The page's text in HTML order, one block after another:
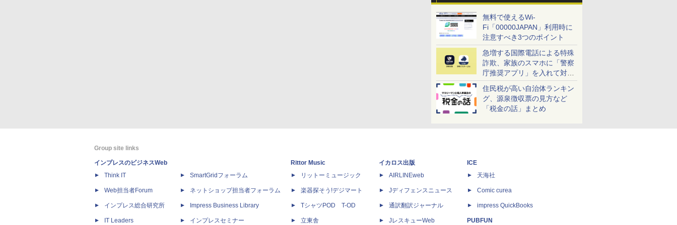
無料で使えるWi-
Fi「00000JAPAN」利用時に
注意すべき3つのポイント
急増する国際電話による特殊
詐欺、家族のスマホに「警察
庁推奨アプリ」を入れて対策
しよう！
住民税が高い自治体ランキン
グ、源泉徴収票の見方など
「税金の話」まとめ
Group site links
インプレスのビジネスWeb
Think IT
Web担当者Forum
インプレス総合研究所
IT Leaders
SmartGridフォーラム
ネットショップ担当者フォーラム
Impress Business Library
インプレスセミナー
Rittor Music
リットーミュージック
楽器探そう!デジマート
TシャツPOD T-OD
立東舎
イカロス出版
AIRLINEweb
Jディフェンスニュース
通訳翻訳ジャーナル
JレスキューWeb
ICE
天海社
Comic curea
impress QuickBooks
PUBFUN